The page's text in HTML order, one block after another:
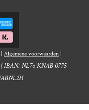
Algemene voorwaarden
| IBAN: NL76 KNAB 0775